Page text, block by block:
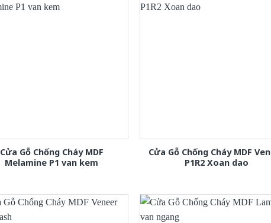
Cửa Gỗ Chống Cháy MDF
Melamine P1 van kem
Cửa Gỗ Chống Cháy MDF
P1R2 Xoan dao